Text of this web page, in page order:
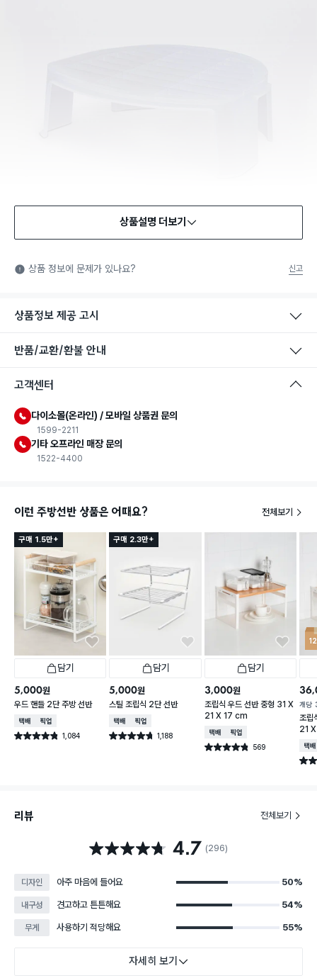
상품설명 더보기
상품 정보에 문제가 있나요? 신고
상품정보 제공 고시
반품/교환/환불 안내
고객센터
다이소몰(온라인) / 모바일 상품권 문의
1599-2211
기타 오프라인 매장 문의
1522-4400
이런 주방선반 상품은 어때요? 전체보기
구매 1.5만+
담기
5,000원
우드 핸들 2단 주방 선반
택배배송매장픽업
별점 4.8점 1,084
건 작성
구매 2.3만+
담기
5,000원
스틸 조립식 2단 선반
택배배송매장픽업
별점 4.7점 1,188
건 작성
담기
3,000원
조립식 우드 선반 중형 31 X
21 X 17 cm
택배배송매장픽업
별점 4.8점 569
건 작성
개당
조립
21
택배
별점
리뷰 전체보기
별점 4.7점 4.7 (296)
디자인 아주 마음에 들어요 50%
내구성 견고하고 튼튼해요 54%
무게 사용하기 적당해요 55%
자세히 보기